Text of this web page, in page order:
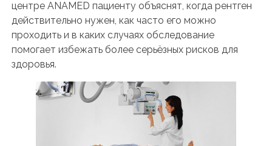
центре ANAMED пациенту объяснят, когда рентген
действительно нужен, как часто его можно
проходить и в каких случаях обследование
помогает избежать более серьёзных рисков для
здоровья.